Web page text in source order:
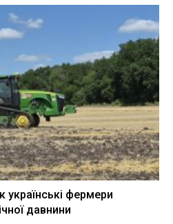
українські фермери
давнини